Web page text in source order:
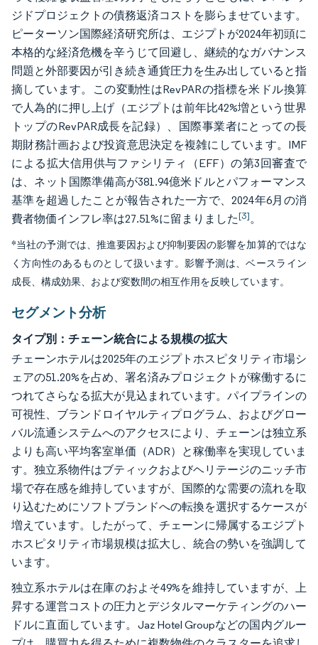
ジドプロジェクトの債務返済コストを膨らませています。
ピーターソン国際経済研究所は、エジプトが2024年初頭に
本格的な経済危機を辛うじて回避し、継続的なガバナンス
問題と外部要因が引き続き通貨圧力を生み出していると指
摘しています。この変動性はRevPARの指標を米ドル換算
で人為的に押し上げ（エジプトは前年比42%増という世界
トップのRevPAR成長を記録）、国際事業者にとっての長
期財務計画および投資意思決定を複雑にしています。IMF
による拡大信用供与ファシリティ（EFF）の第3回審査で
は、ネット国際準備高が381.94億米ドルとパフォーマンス
基準を超過したことが報告された一方で、2024年6月の消
費者物価インフレ率は27.51%に留まりました[3]。
*当社の予測では、推進要因および抑制要因の影響を加算的ではな
く方向性のあるものとして扱います。影響予測は、ベースライン
成長、構成効果、および変数間の相互作用を反映しています。
セグメント分析
タイプ別：チェーン統合による規模の拡大
チェーンホテルは2025年のエジプトホスピタリティ市場シ
ェアの51.20%を占め、署名済みプロジェクトが稼働するに
つれてさらなる拡大が見込まれています。パイプラインの
可視性、ブランドロイヤルティプログラム、およびグロー
バル流通システムへのアクセスにより、チェーンは独立系
よりも高い平均客室単価（ADR）と稼働率を実現していま
す。独立系物件はブティックおよびヘリテージのニッチ市
場で存在感を維持していますが、国際的な需要の流れを取
り込むためにソフトブランドへの転換を選択するケースが
増えています。したがって、チェーンに帰属するエジプト
ホスピタリティ市場規模は拡大し、統合の勢いを強調して
います。
独立系ホテルは在庫のおよそ49%を維持していますが、上
昇する運営コストの圧力とデジタルマーケティングのハー
ドルに直面しています。Jaz Hotel Groupなどの国内グルー